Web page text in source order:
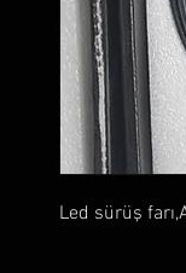
Led sürüş